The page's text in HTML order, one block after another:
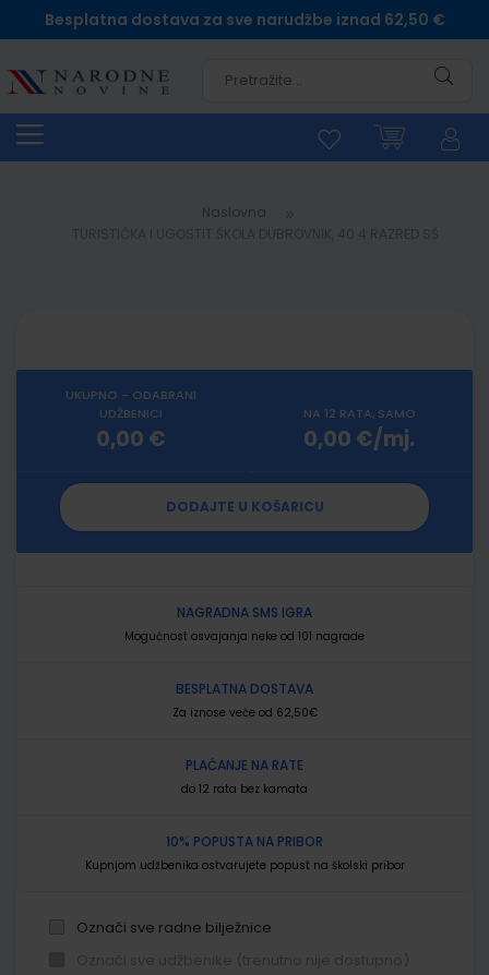
Besplatna dostava za sve narudžbe iznad 62,50 €
Naslovna
UKUPNO - ODABRANI
UDŽBENICI
0,00 €
NA 12 RATA, SAMO
0,00 €/mj.
DODAJTE U KOŠARICU
NAGRADNA SMS IGRA
Mogućnost osvajanja neke od 101 nagrade
BESPLATNA DOSTAVA
Za iznose veće od 62,50€
PLAĆANJE NA RATE
do 12 rata bez kamata
10% POPUSTA NA PRIBOR
Kupnjom udžbenika ostvarujete popust na školski pribor
Označi sve radne bilježnice